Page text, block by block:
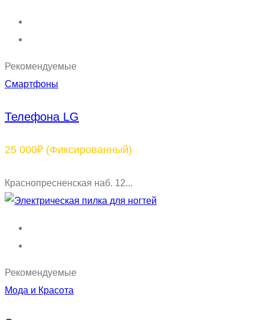
Рекомендуемые
Смартфоны
Телефона LG
25 000₽ (Фиксированный)
Краснопресненская наб. 12...
Рекомендуемые
Мода и Красота